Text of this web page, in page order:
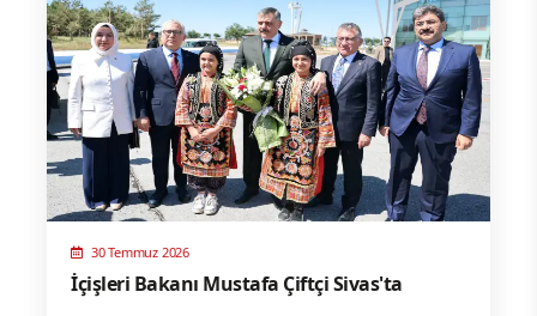
30 Temmuz 2026
İçişleri Bakanı Mustafa Çiftçi Sivas'ta